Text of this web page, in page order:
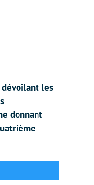
dévoilant les
donnant